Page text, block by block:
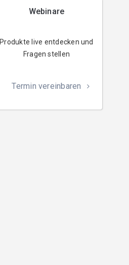
Webinare
Produkte live entdecken und
Fragen stellen
Termin vereinbaren